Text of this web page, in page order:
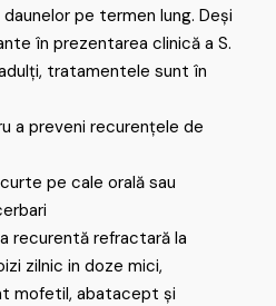
pe termen lung. Deși
în prezentarea clinică a S.
tratamentele sunt în
a preveni recurențele de
pe cale orală sau
recurentă refractară la
zilnic in doze mici,
mofetil, abatacept și